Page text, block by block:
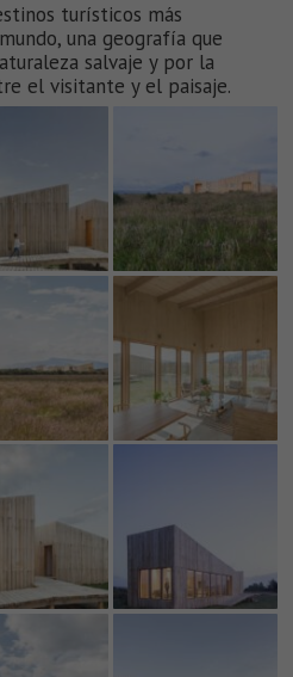
turísticos más
una geografía que
salvaje y por la
el visitante y el paisaje.